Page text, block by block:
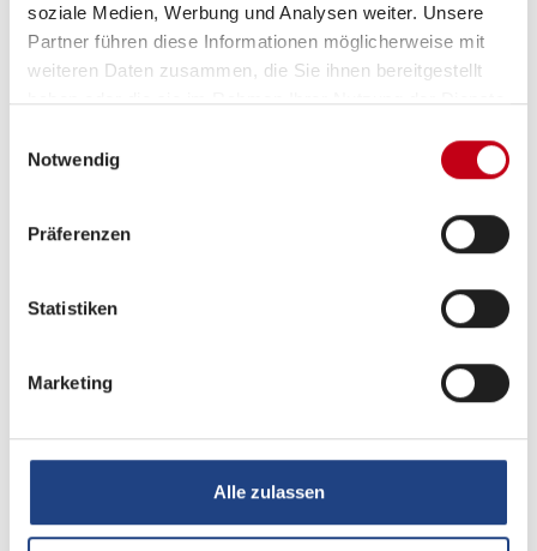
soziale Medien, Werbung und Analysen weiter. Unsere
Partner führen diese Informationen möglicherweise mit
weiteren Daten zusammen, die Sie ihnen bereitgestellt
haben oder die sie im Rahmen Ihrer Nutzung der Dienste
Notwendig
Präferenzen
Statistiken
Marketing
Alle zulassen
Klimaautomatik
Sanitär
Multimedia